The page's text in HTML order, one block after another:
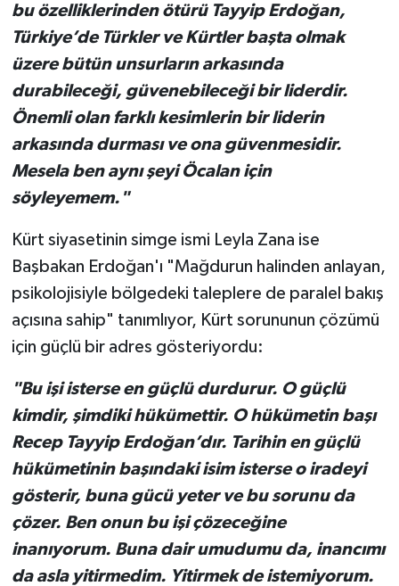
bu özelliklerinden ötürü Tayyip Erdoğan,
Türkiye’de Türkler ve Kürtler başta olmak
üzere bütün unsurların arkasında
durabileceği, güvenebileceği bir liderdir.
Önemli olan farklı kesimlerin bir liderin
arkasında durması ve ona güvenmesidir.
Mesela ben aynı şeyi Öcalan için
söyleyemem."
Kürt siyasetinin simge ismi Leyla Zana ise
Başbakan Erdoğan'ı "Mağdurun halinden anlayan,
psikolojisiyle bölgedeki taleplere de paralel bakış
açısına sahip" tanımlıyor, Kürt sorununun çözümü
için güçlü bir adres gösteriyordu:
"Bu işi isterse en güçlü durdurur. O güçlü
kimdir, şimdiki hükümettir. O hükümetin başı
Recep Tayyip Erdoğan’dır. Tarihin en güçlü
hükümetinin başındaki isim isterse o iradeyi
gösterir, buna gücü yeter ve bu sorunu da
çözer. Ben onun bu işi çözeceğine
inanıyorum. Buna dair umudumu da, inancımı
da asla yitirmedim. Yitirmek de istemiyorum.